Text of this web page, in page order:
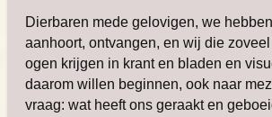
Dierbaren mede gelovigen, we
aanhoort, ontvangen, en wij die
ogen krijgen in krant en bladen en
daarom willen beginnen, ook naar
vraag: wat heeft ons geraakt en